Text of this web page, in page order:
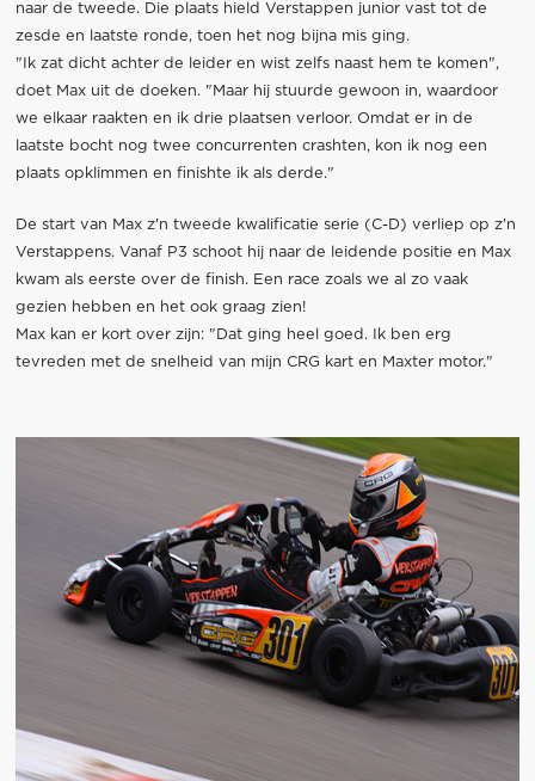
naar de tweede. Die plaats hield Verstappen junior vast tot de
zesde en laatste ronde, toen het nog bijna mis ging.
"Ik zat dicht achter de leider en wist zelfs naast hem te komen",
doet Max uit de doeken. "Maar hij stuurde gewoon in, waardoor
we elkaar raakten en ik drie plaatsen verloor. Omdat er in de
laatste bocht nog twee concurrenten crashten, kon ik nog een
plaats opklimmen en finishte ik als derde."
De start van Max z'n tweede kwalificatie serie (C-D) verliep op z'n
Verstappens. Vanaf P3 schoot hij naar de leidende positie en Max
kwam als eerste over de finish. Een race zoals we al zo vaak
gezien hebben en het ook graag zien!
Max kan er kort over zijn: "Dat ging heel goed. Ik ben erg
tevreden met de snelheid van mijn CRG kart en Maxter motor."